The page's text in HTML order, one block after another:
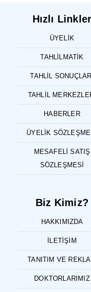
Hızlı Linkler
ÜYELIK
TAHLILMATIK
TAHLIL SONUÇLARI
TAHLIL
HABERLER
ÜYELIK
MESAFELI SATIŞ
SÖZLEŞMESI
Biz Kimiz?
HAKKIMIZDA
İLETIŞIM
TANITIM VE
DOKTORLARIMIZ